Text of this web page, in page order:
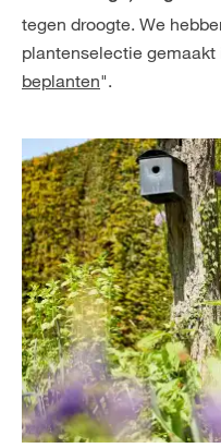
tegen droogte. We
plantenselectie gemaakt
beplanten".